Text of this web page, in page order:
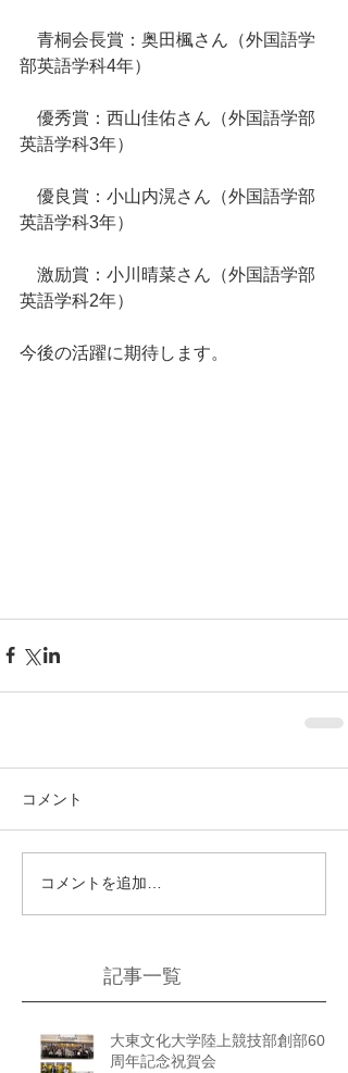
青桐会長賞：奥田楓さん（外国語学
部英語学科4年）
優秀賞：西山佳佑さん（外国語学部
英語学科3年）
優良賞：小山内滉さん（外国語学部
英語学科3年）
激励賞：小川晴菜さん（外国語学部
英語学科2年）
今後の活躍に期待します。
コメント
コメントを追加…
記事一覧
大東文化大学陸上競技部創部60
周年記念祝賀会